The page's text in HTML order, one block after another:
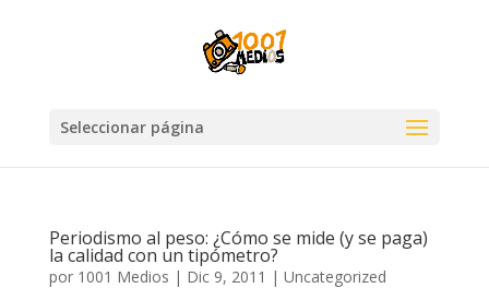
Seleccionar página
Periodismo al peso: ¿Cómo se mide (y se paga)
la calidad con un tipómetro?
por 1001 Medios | Dic 9, 2011 | Uncategorized